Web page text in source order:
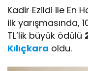
Kadir Ezildi ile En
ilk yarışmasında,
TL’lik büyük ödülü
Kılıçkara oldu.